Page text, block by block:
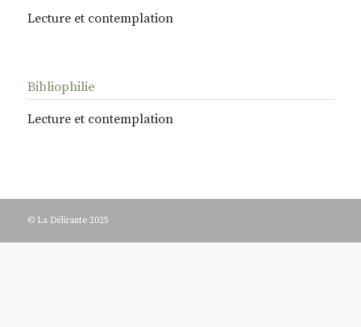
Lecture et contemplation
Bibliophilie
Lecture et contemplation
© La Délirante 2025